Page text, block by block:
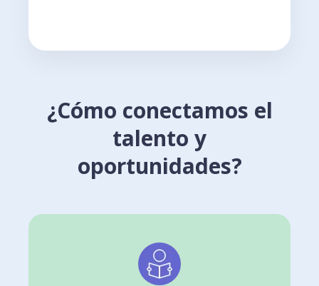
¿Cómo conectamos el
talento y
oportunidades?